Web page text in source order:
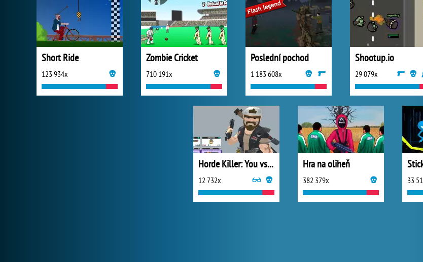
Short Ride
123 934x
Zombie Cricket
710 191x
Poslední pochod
1 183 608x
Shootup.io
29 079x
Horde Killer: You vs 100
12 732x
Hra na oliheň
382 379x 33